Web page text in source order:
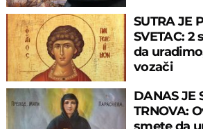
SUTRA JE
SVETAC:
da
vozači
DANAS JE
TRNOVA:
smete da